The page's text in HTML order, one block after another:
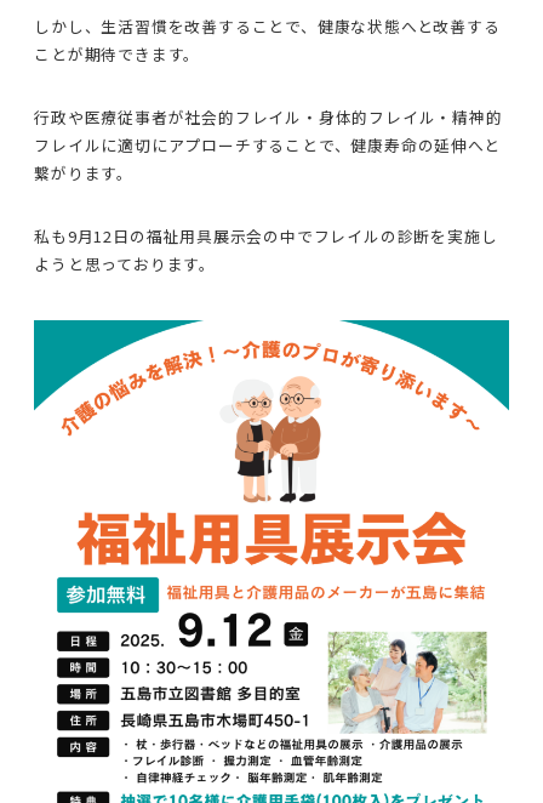
しかし、生活習慣を改善することで、健康な状態へと改善する
ことが期待できます。
行政や医療従事者が社会的フレイル・身体的フレイル・精神的
フレイルに適切にアプローチすることで、健康寿命の延伸へと
繋がります。
私も9月12日の福祉用具展示会の中でフレイルの診断を実施し
ようと思っております。